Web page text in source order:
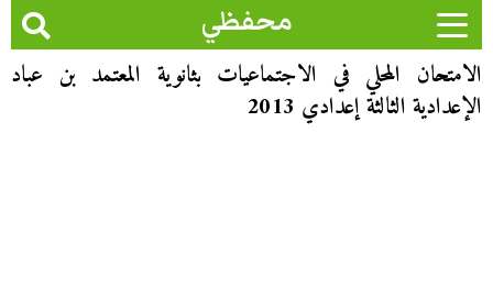
محفظي
الامتحان المحلي في الاجتماعيات بثانوية المعتمد بن عباد
الإعدادية الثالثة إعدادي 2013